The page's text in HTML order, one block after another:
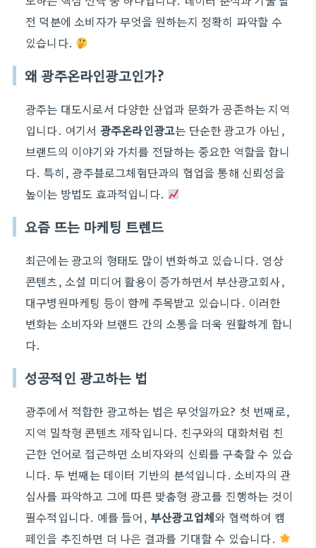
전 덕분에 소비자가 무엇을 원하는지 정확히 파악할 수
있습니다.
왜 광주온라인광고인가?
광주는 대도시로서 다양한 산업과 문화가 공존하는 지역
입니다. 여기서 광주온라인광고는 단순한 광고가 아닌,
브랜드의 이야기와 가치를 전달하는 중요한 역할을 합니
다. 특히, 광주블로그체험단과의 협업을 통해 신뢰성을
높이는 방법도 효과적입니다.
요즘 뜨는 마케팅 트렌드
최근에는 광고의 형태도 많이 변화하고 있습니다. 영상
콘텐츠, 소셜 미디어 활용이 증가하면서 부산광고회사,
대구병원마케팅 등이 함께 주목받고 있습니다. 이러한
변화는 소비자와 브랜드 간의 소통을 더욱 원활하게 합니
다.
성공적인 광고하는 법
광주에서 적합한 광고하는 법은 무엇일까요? 첫 번째로,
지역 밀착형 콘텐츠 제작입니다. 친구와의 대화처럼 친
근한 언어로 접근하면 소비자와의 신뢰를 구축할 수 있습
니다. 두 번째는 데이터 기반의 분석입니다. 소비자의 관
심사를 파악하고 그에 따른 맞춤형 광고를 진행하는 것이
필수적입니다. 예를 들어, 부산광고업체와 협력하여 캠
페인을 추진하면 더 나은 결과를 기대할 수 있습니다.